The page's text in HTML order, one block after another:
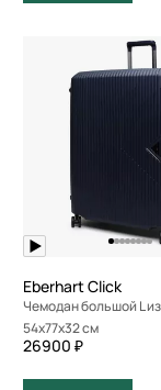
Eberhart Click
54x77x32 см
26900 ₽